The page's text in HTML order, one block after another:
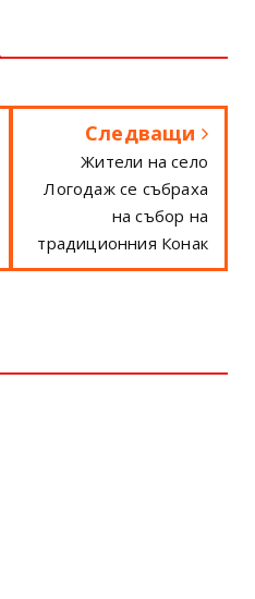
Следващи
Жители на село
Логодаж се събраха
на събор на
традиционния Конак